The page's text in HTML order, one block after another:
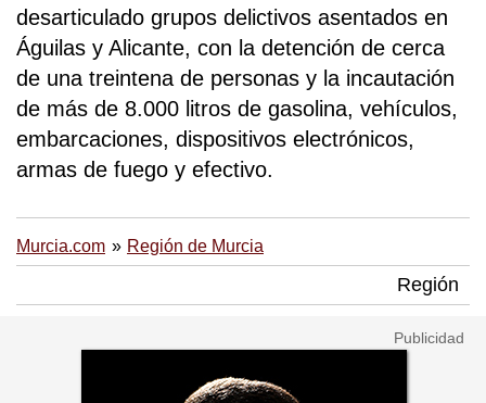
desarticulado grupos delictivos asentados en
Águilas y Alicante, con la detención de cerca
de una treintena de personas y la incautación
de más de 8.000 litros de gasolina, vehículos,
embarcaciones, dispositivos electrónicos,
armas de fuego y efectivo.
Murcia.com Región de Murcia
Región